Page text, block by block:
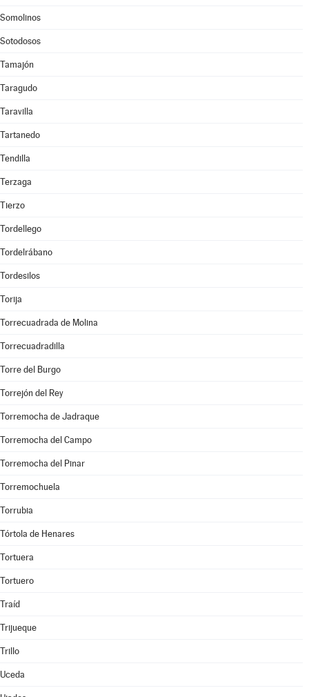
Somolinos
Sotodosos
Tamajón
Taragudo
Taravilla
Tartanedo
Tendilla
Terzaga
Tierzo
Tordellego
Tordelrábano
Tordesilos
Torija
Torrecuadrada de Molina
Torrecuadradilla
Torre del Burgo
Torrejón del Rey
Torremocha de Jadraque
Torremocha del Campo
Torremocha del Pinar
Torremochuela
Torrubia
Tórtola de Henares
Tortuera
Tortuero
Traíd
Trijueque
Trillo
Uceda